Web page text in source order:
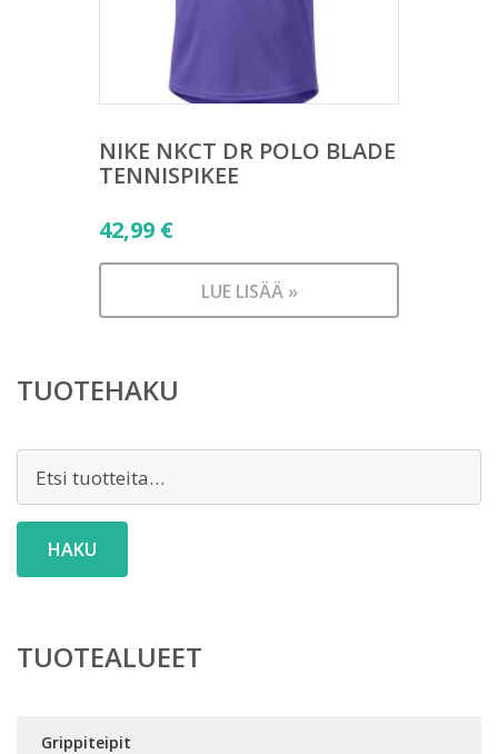
NIKE NKCT DR POLO BLADE
TENNISPIKEE
42,99 €
LUE LISÄÄ »
TUOTEHAKU
HAKU
TUOTEALUEET
Grippiteipit